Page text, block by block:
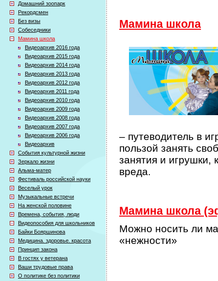
Домашний зоопарк
Рекордсмен
Без визы
Собеседники
Мамина школа
Видеоархив 2016 года
Видеоархив 2015 года
Видеоархив 2014 года
Видеоархив 2013 года
Видеоархив 2012 года
Видеоархив 2011 года
Видеоархив 2010 года
Видеоархив 2009 года
Видеоархив 2008 года
Видеоархив 2007 года
Видеоархив 2006 года
Видеоархив
События культурной жизни
Зеркало жизни
Альма-матер
Фестиваль российской науки
Веселый урок
Музыкальные встречи
На женской половине
Времена, события, люди
Видеопособия для школьников
Байки Бояршинова
Медицина. здоровье. красота
Принцип закона
В гостях у ветерана
Ваши трудовые права
О политике без политики
Мамина школа
– путеводитель в
пользой занять
занятия и игрушки,
вреда.
Мамина школа
Можно носить ли
«нежности»